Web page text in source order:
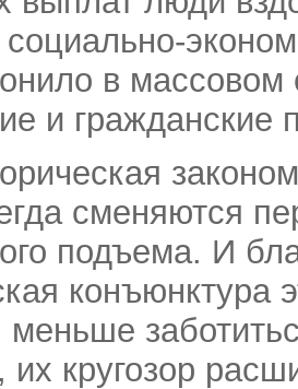
в массовом
и гражданские
сменяются
подъема. И
конъюнктура
меньше
кругозор